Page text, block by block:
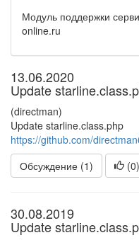
Модуль поддержки
online.ru
13.06.2020
Update
(directman)
Update starline.class.php
https://github.com/
Обсуждение (1)
(0)
30.08.2019
Update